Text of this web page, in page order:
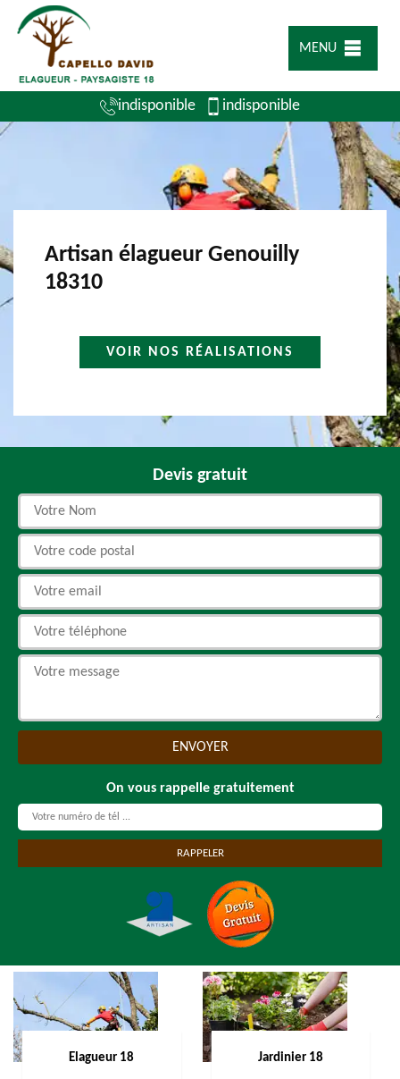
MENU
indisponible indisponible
Artisan élagueur Genouilly
18310
VOIR NOS RÉALISATIONS
Devis gratuit
On vous rappelle gratuitement
Elagueur 18 Jardinier 18